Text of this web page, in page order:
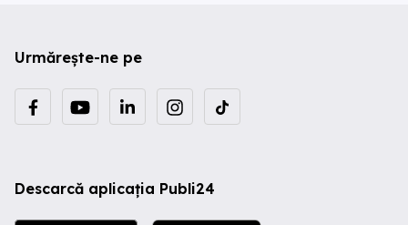
Urmărește-ne pe
Descarcă aplicația Publi24